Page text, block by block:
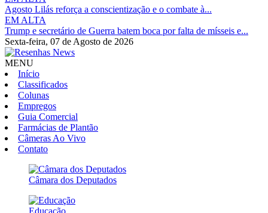
Agosto Lilás reforça a conscientização e o combate à...
EM ALTA
Trump e secretário de Guerra batem boca por falta de mísseis e...
Sexta-feira, 07 de Agosto de 2026
MENU
Início
Classificados
Colunas
Empregos
Guia Comercial
Farmácias de Plantão
Câmeras Ao Vivo
Contato
Câmara dos Deputados
Educação